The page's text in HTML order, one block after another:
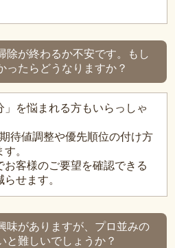
除が終わるか不安です。もし
ったらどうなりますか？
を悩まれる方もいらっしゃ
待値調整や優先順位の付け方
。
お客様のご要望を確認できる
せます。
味がありますが、プロ並みの
と難しいでしょうか？